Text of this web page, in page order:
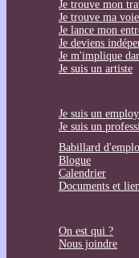
Je trouve mon
Je trouve ma voie
Je lance mon
Je deviens
Je m'implique
Je suis un artiste
Je suis un
Je suis un
Babillard
Blogue
Calendrier
Documents et
On est qui ?
Nous joindre